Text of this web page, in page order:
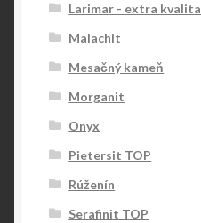
Larimar - extra kvalita
Malachit
Mesačný kameň
Morganit
Onyx
Pietersit TOP
Rúženín
Serafinit TOP